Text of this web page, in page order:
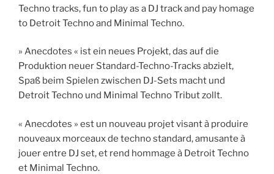
Techno tracks, fun to play as a DJ track and pay homage
to Detroit Techno and Minimal Techno.
» Anecdotes « ist ein neues Projekt, das auf die
Produktion neuer Standard-Techno-Tracks abzielt,
Spaß beim Spielen zwischen DJ-Sets macht und
Detroit Techno und Minimal Techno Tribut zollt.
« Anecdotes » est un nouveau projet visant à produire
nouveaux morceaux de techno standard, amusante à
jouer entre DJ set, et rend hommage à Detroit Techno
et Minimal Techno.